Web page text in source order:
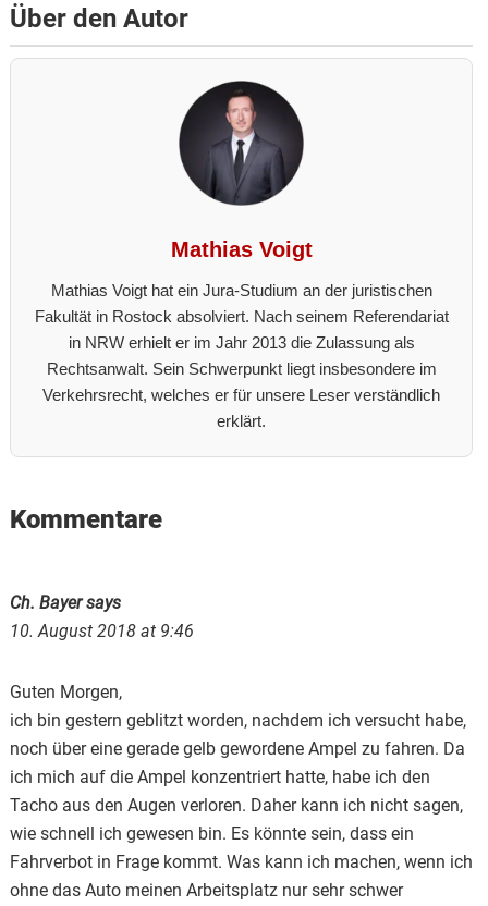
Über den Autor
Mathias Voigt
Mathias Voigt hat ein Jura-Studium an der juristischen
Fakultät in Rostock absolviert. Nach seinem Referendariat
in NRW erhielt er im Jahr 2013 die Zulassung als
Rechtsanwalt. Sein Schwerpunkt liegt insbesondere im
Verkehrsrecht, welches er für unsere Leser verständlich
erklärt.
Reader
Kommentare
Ch. Bayersays
10. August 2018 at 9:46
Guten Morgen,
ich bin gestern geblitzt worden, nachdem ich versucht habe,
noch über eine gerade gelb gewordene Ampel zu fahren. Da
ich mich auf die Ampel konzentriert hatte, habe ich den
Tacho aus den Augen verloren. Daher kann ich nicht sagen,
wie schnell ich gewesen bin. Es könnte sein, dass ein
Fahrverbot in Frage kommt. Was kann ich machen, wenn ich
ohne das Auto meinen Arbeitsplatz nur sehr schwer